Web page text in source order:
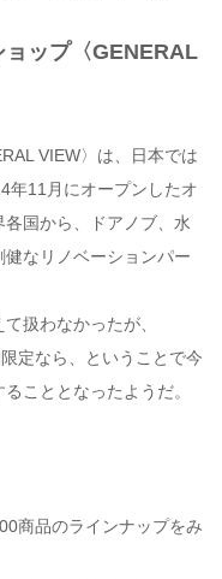
ップ〈GENERAL
VIEW〉は、日本では
年11月にオープンしたオ
国から、ドアノブ、水
なリノベーションパー
扱わなかったが、
定なら、ということで今
こととなったようだ。
商品のラインナップをみ